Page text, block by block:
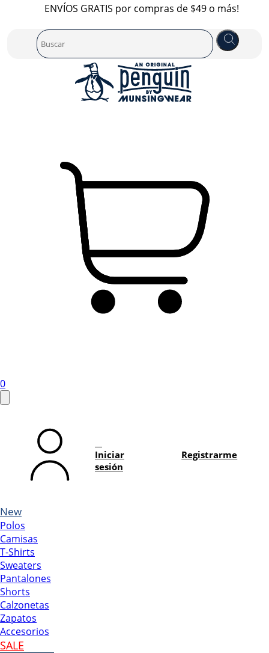
ENVÍOS GRATIS por compras de $49 o más!
0
Iniciar
sesión
Registrarme
New
Polos
Camisas
T-Shirts
Sweaters
Pantalones
Shorts
Calzonetas
Zapatos
Accesorios
SALE